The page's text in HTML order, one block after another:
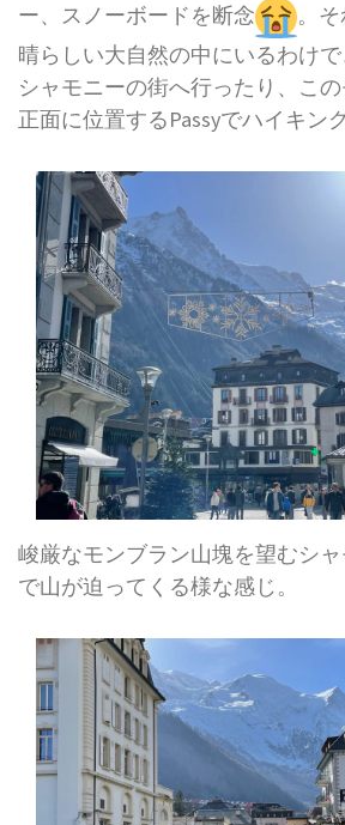
ー、スノーボードを断念
。
晴らしい大自然の中にいるわけで
シャモニーの街へ行ったり、こ
正面に位置するPassyでハイキン
峻厳なモンブラン山塊を望むシ
で山が迫ってくる様な感じ。